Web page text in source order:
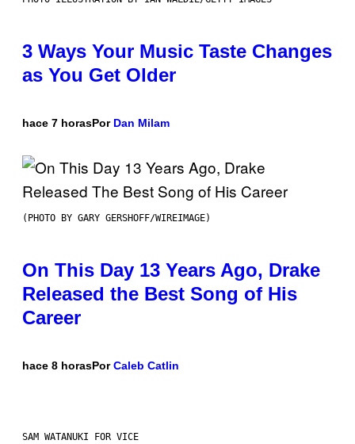
3 Ways Your Music Taste Changes
as You Get Older
hace 7 horasPor Dan Milam
(PHOTO BY GARY GERSHOFF/WIREIMAGE)
On This Day 13 Years Ago, Drake
Released the Best Song of His
Career
hace 8 horasPorCaleb Catlin
SAM WATANUKI FOR VICE